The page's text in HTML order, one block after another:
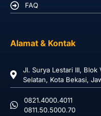
FAQ
Alamat & Kontak
Jl. Surya Lestari III, Blok
Selatan, Kota Bekasi,
0821.4000.4011
0811.50.5000.70